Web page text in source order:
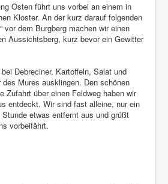
Osten führt uns vorbei an einem in
Kloster. An der kurz darauf folgenden
vor dem Burgberg machen wir einen
Aussichtsberg, kurz bevor ein Gewitter
Debreciner, Kartoffeln, Salat und
Mures ausklingen. Den schönen
Zufahrt über einen Feldweg haben wir
entdeckt. Wir sind fast alleine, nur ein
etwas entfernt aus und grüßt
vorbeifährt.